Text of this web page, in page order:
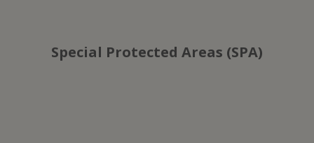
Special Protected Areas (SPA)